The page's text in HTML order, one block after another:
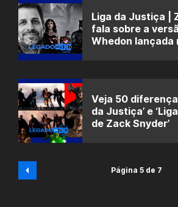
Liga da Justiça |
fala sobre a
Whedon lançada
Veja 50
da Justiça’ e
de Zack Snyder’
Página 5 de 7